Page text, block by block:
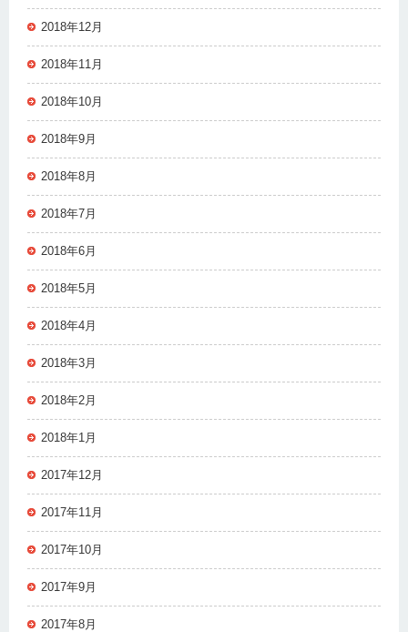
2018年12月
2018年11月
2018年10月
2018年9月
2018年8月
2018年7月
2018年6月
2018年5月
2018年4月
2018年3月
2018年2月
2018年1月
2017年12月
2017年11月
2017年10月
2017年9月
2017年8月